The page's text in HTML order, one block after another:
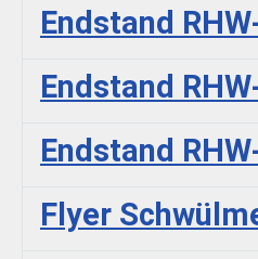
Endstand
Endstand
Endstand
Flyer